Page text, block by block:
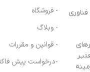
- فروشگاه
- وبلاگ
- قوانین و مقررات
-درخواست پیش